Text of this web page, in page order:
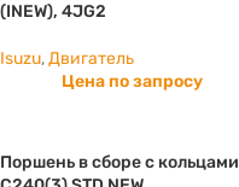
(INEW), 4JG2
Isuzu,Двигатель
Цена по запросу
Поршень в сборе с кольцами